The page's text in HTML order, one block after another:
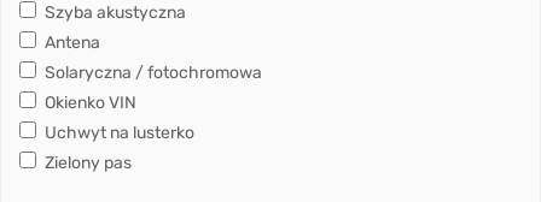
Szyba akustyczna
Antena
Solaryczna / fotochromowa
Okienko VIN
Uchwyt na lusterko
Zielony pas